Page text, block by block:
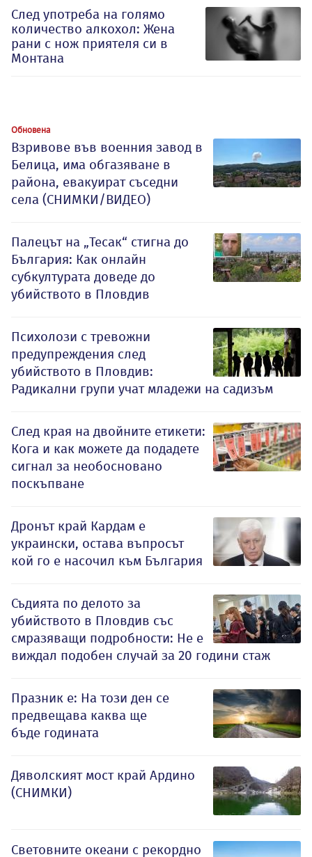
След употреба на голямо
количество алкохол: Жена
рани с нож приятеля си в
Монтана
Обновена
Взривове във военния завод в
Белица, има обгазяване в
района, евакуират съседни
села (СНИМКИ/ВИДЕО)
Палецът на „Тесак“ стигна до
България: Как онлайн
субкултурата доведе до
убийството в Пловдив
Психолози с тревожни
предупреждения след
убийството в Пловдив:
Радикални групи учат младежи на садизъм
След края на двойните етикети:
Кога и как можете да подадете
сигнал за необосновано
поскъпване
Дронът край Кардам е
украински, остава въпросът
кой го е насочил към България
Съдията по делото за
убийството в Пловдив със
смразяващи подробности: Не е
виждал подобен случай за 20 години стаж
Празник е: На този ден се
предвещава каква ще
бъде годината
Дяволският мост край Ардино
(СНИМКИ)
Световните океани с рекордно